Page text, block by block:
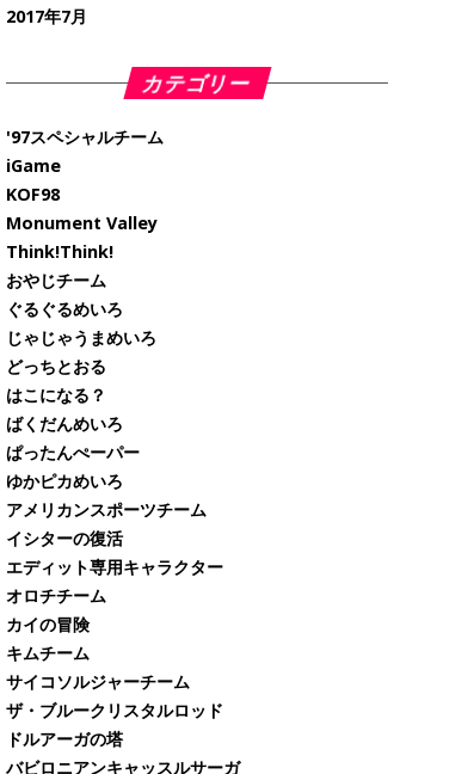
2017年7月
カテゴリー
'97スペシャルチーム
iGame
KOF98
Monument Valley
Think!Think!
おやじチーム
ぐるぐるめいろ
じゃじゃうまめいろ
どっちとおる
はこになる？
ばくだんめいろ
ぱったんぺーパー
ゆかピカめいろ
アメリカンスポーツチーム
イシターの復活
エディット専用キャラクター
オロチチーム
カイの冒険
キムチーム
サイコソルジャーチーム
ザ・ブルークリスタルロッド
ドルアーガの塔
バビロニアンキャッスルサーガ